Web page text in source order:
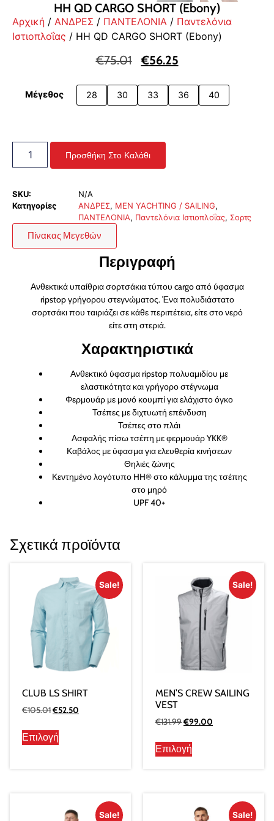
HH QD CARGO SHORT (Ebony)
Αρχική / ΑΝΔΡΕΣ / ΠΑΝΤΕΛΟΝΙΑ / Παντελόνια
Ιστιοπλοΐας / HH QD CARGO SHORT (Ebony)
€75.01 €56.25
Μέγεθος 28 30 33 36 40
Προσθήκη Στο Καλάθι
SKU:
N/A
Κατηγορίες
ΑΝΔΡΕΣ, MEN YACHTING / SAILING,
ΠΑΝΤΕΛΟΝΙΑ, Παντελόνια Ιστιοπλοΐας, Σορτς
Πίνακας Μεγεθών
Περιγραφή
Ανθεκτικά υπαίθρια σορτσάκια τύπου cargo από ύφασμα
ripstop γρήγορου στεγνώματος. Ένα πολυδιάστατο
σορτσάκι που ταιριάζει σε κάθε περιπέτεια, είτε στο νερό
είτε στη στεριά.
Χαρακτηριστικά
Ανθεκτικό ύφασμα ripstop πολυαμιδίου με
ελαστικότητα και γρήγορο στέγνωμα
Φερμουάρ με μονό κουμπί για ελάχιστο όγκο
Τσέπες με διχτυωτή επένδυση
Τσέπες στο πλάι
Ασφαλής πίσω τσέπη με φερμουάρ YKK®
Καβάλος με ύφασμα για ελευθερία κινήσεων
Θηλιές ζώνης
Κεντημένο λογότυπο HH® στο κάλυμμα της τσέπης
στο μηρό
UPF 40+
Σχετικά προϊόντα
Sale!
CLUB LS SHIRT
€105.01€52.50
Επιλογή
Sale!
MEN’S CREW SAILING
VEST
€131.99€99.00
Επιλογή
Sale! Sale!